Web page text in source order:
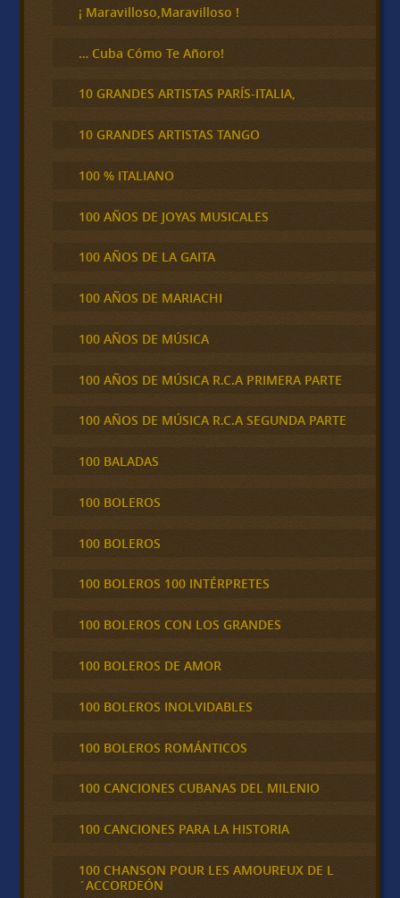
¡ Maravilloso,Maravilloso !
… Cuba Cómo Te Añoro!
10 GRANDES ARTISTAS PARÍS-ITALIA,
10 GRANDES ARTISTAS TANGO
100 % ITALIANO
100 AÑOS DE JOYAS MUSICALES
100 AÑOS DE LA GAITA
100 AÑOS DE MARIACHI
100 AÑOS DE MÚSICA
100 AÑOS DE MÚSICA R.C.A PRIMERA PARTE
100 AÑOS DE MÚSICA R.C.A SEGUNDA PARTE
100 BALADAS
100 BOLEROS
100 BOLEROS
100 BOLEROS 100 INTÉRPRETES
100 BOLEROS CON LOS GRANDES
100 BOLEROS DE AMOR
100 BOLEROS INOLVIDABLES
100 BOLEROS ROMÁNTICOS
100 CANCIONES CUBANAS DEL MILENIO
100 CANCIONES PARA LA HISTORIA
100 CHANSON POUR LES AMOUREUX DE L
´ACCORDEÓN